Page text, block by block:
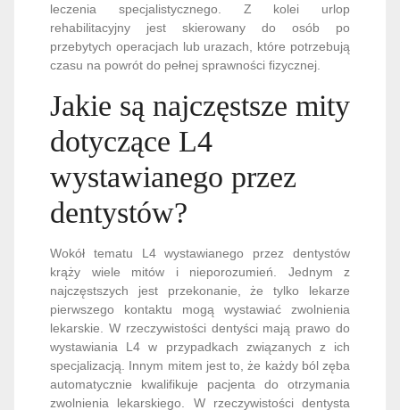
leczenia specjalistycznego. Z kolei urlop
rehabilitacyjny jest skierowany do osób po
przebytych operacjach lub urazach, które potrzebują
czasu na powrót do pełnej sprawności fizycznej.
Jakie są najczęstsze mity
dotyczące L4
wystawianego przez
dentystów?
Wokół tematu L4 wystawianego przez dentystów
krąży wiele mitów i nieporozumień. Jednym z
najczęstszych jest przekonanie, że tylko lekarze
pierwszego kontaktu mogą wystawiać zwolnienia
lekarskie. W rzeczywistości dentyści mają prawo do
wystawiania L4 w przypadkach związanych z ich
specjalizacją. Innym mitem jest to, że każdy ból zęba
automatycznie kwalifikuje pacjenta do otrzymania
zwolnienia lekarskiego. W rzeczywistości dentysta